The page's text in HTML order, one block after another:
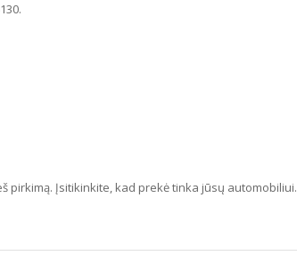
pirkimą. Įsitikinkite, kad prekė tinka jūsų automobiliui.